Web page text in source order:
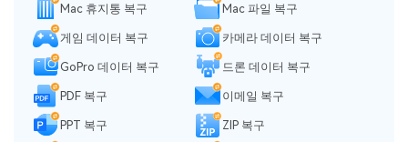
Mac 휴지통 복구 Mac 파일 복구
게임 데이터 복구 카메라 데이터 복구
GoPro 데이터 복구 드론 데이터 복구
PDF 복구 이메일 복구
PPT 복구 ZIP 복구